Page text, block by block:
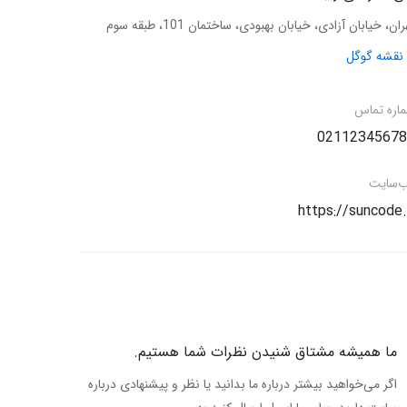
خیابان آزادی، خیابان بهبودی، ساختمان 101، طبقه سوم
گوگل
تماس
https://
ما همیشه مشتاق شنیدن نظرات شما هستیم.
اگر می‌خواهید بیشتر درباره ما بدانید یا نظر و پیشنهادی درباره